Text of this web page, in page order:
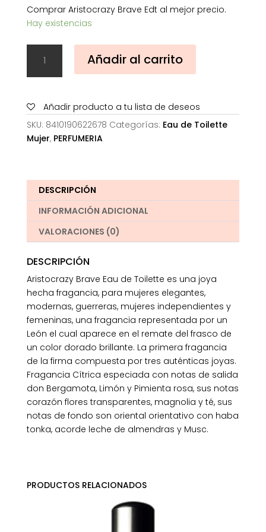
Comprar Aristocrazy Brave Edt al mejor precio.
Hay existencias
Brave
Edt
Añadir al carrito
Añadir producto a tu lista de deseos
SKU: 8410190622678 Categorías: Eau de Toilette
Mujer, PERFUMERIA
DESCRIPCIÓN
INFORMACIÓN ADICIONAL
VALORACIONES (0)
DESCRIPCIÓN
Aristocrazy Brave Eau de Toilette es una joya
hecha fragancia, para mujeres elegantes,
modernas, guerreras, mujeres independientes y
femeninas, una fragancia representada por un
León el cual aparece en el remate del frasco de
un color dorado brillante. La primera fragancia
de la firma compuesta por tres auténticas joyas.
Fragancia Cítrica especiada con notas de salida
don Bergamota, Limón y Pimienta rosa, sus notas
corazón flores transparentes, magnolia y té, sus
notas de fondo son oriental orientativo con haba
tonka, acorde leche de almendras y Musc.
PRODUCTOS RELACIONADOS